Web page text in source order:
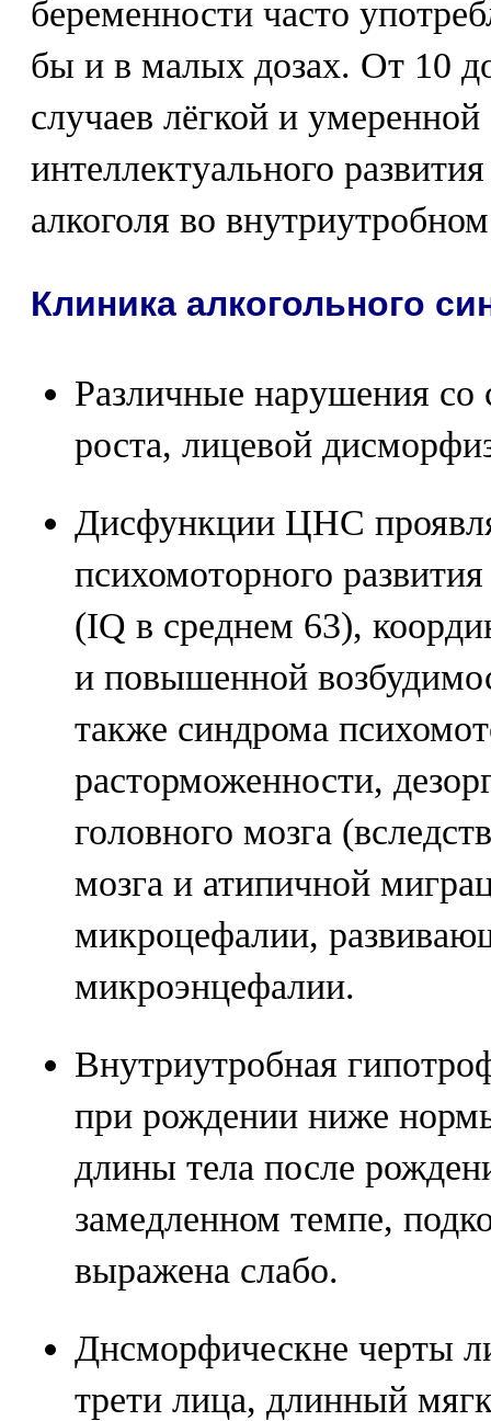
беременности часто
бы и в малых дозах. От 10
случаев лёгкой и
интеллектуального
алкоголя во
Клиника алкогольного
Различные нарушения
роста, лицевой
Дисфункции ЦНС
психомоторного
(IQ в среднем 63),
и повышенной
также синдрома
расторможенности,
головного мозга
мозга и атипичной
микроцефалии,
микроэнцефалии.
Внутриутробная
при рождении ниже
длины тела после
замедленном темпе,
выражена слабо.
Днсморфическне черты
трети лица, длинный